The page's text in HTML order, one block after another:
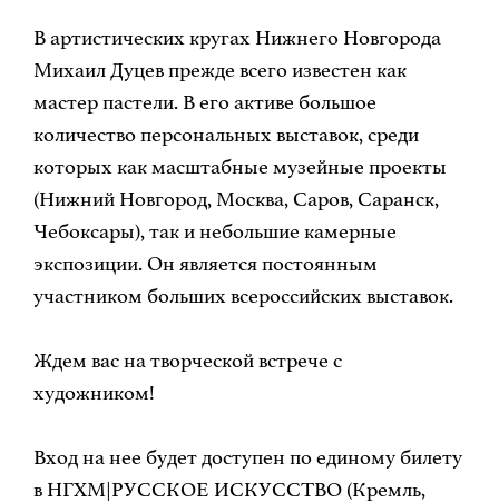
В артистических кругах Нижнего Новгорода
Михаил Дуцев прежде всего известен как
мастер пастели. В его активе большое
количество персональных выставок, среди
которых как масштабные музейные проекты
(Нижний Новгород, Москва, Саров, Саранск,
Чебоксары), так и небольшие камерные
экспозиции. Он является постоянным
участником больших всероссийских выставок.
Ждем вас на творческой встрече с
художником!
Вход на нее будет доступен по единому билету
в НГХМ|РУССКОЕ ИСКУССТВО (Кремль,